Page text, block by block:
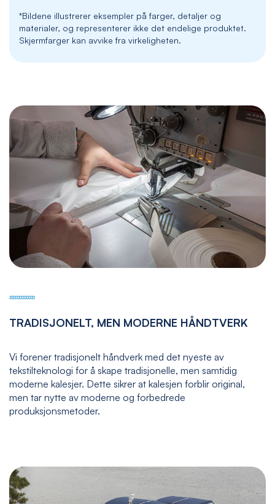
*Bildene illustrerer eksempler på farger, detaljer og
materialer, og representerer ikke det endelige produktet.
Skjermfarger kan avvike fra virkeligheten.
TRADISJONELT, MEN MODERNE HÅNDTVERK
Vi forener tradisjonelt håndverk med det nyeste av
tekstilteknologi for å skape tradisjonelle, men samtidig
moderne kalesjer. Dette sikrer at kalesjen forblir original,
men tar nytte av moderne og forbedrede
produksjonsmetoder.